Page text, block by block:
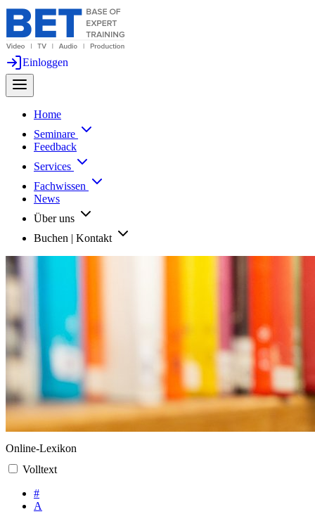
Einloggen
Home
Seminare
Feedback
Services
Fachwissen
News
Über uns
Buchen | Kontakt
Online-Lexikon
Volltext
#
A